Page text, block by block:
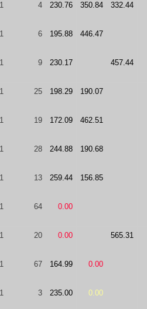
1 4 230.76 350.84 332.44
1 6 195.88 446.47
1 9 230.17 457.44
1 25 198.29 190.07
1 19 172.09 462.51
1 28 244.88 190.68
1 13 259.44 156.85
1 64 0.00
1 20 0.00 565.31
1 67 164.99 0.00
1 3 235.00 0.00